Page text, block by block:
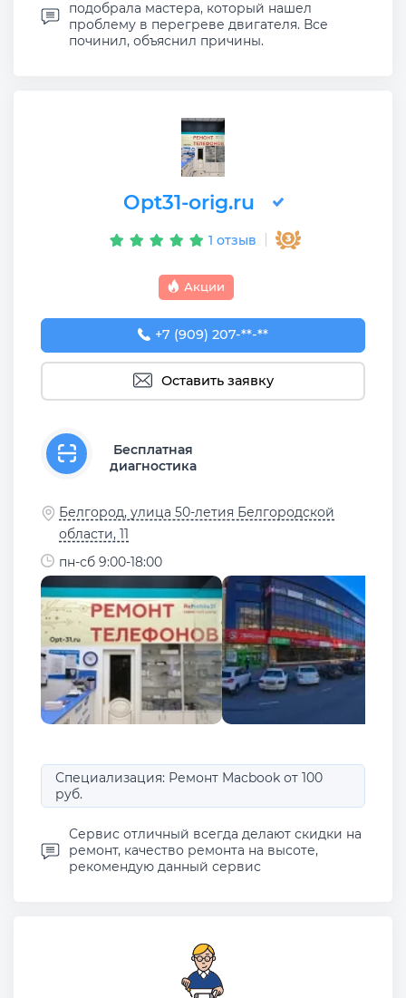
подобрала мастера, который нашел
проблему в перегреве двигателя. Все
починил, объяснил причины.
Opt31-orig.ru
1 отзыв
Акции
+7 (909) 207-23-52
+7 (909) 207-**-**
Оставить заявку
Бесплатная
диагностика
Белгород, улица 50-летия Белгородской
области, 11
пн-сб 9:00-18:00
Специализация: Ремонт Macbook от 100
руб.
Сервис отличный всегда делают скидки на
ремонт, качество ремонта на высоте,
рекомендую данный сервис